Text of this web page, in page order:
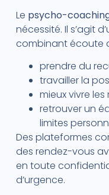
Le psycho-
nécessité. Il s’agit
combinant écoute
prendre du
travailler la
mieux vivre
retrouver un
limites
Des plateformes
des rendez-vous
en toute
d’urgence.